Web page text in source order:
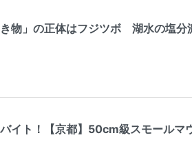
物」の正体はフジツボ 湖水の塩分
イト！【京都】50cm級スモールマ